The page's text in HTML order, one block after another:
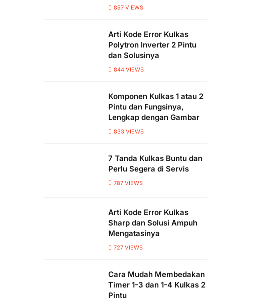
857 VIEWS
Arti Kode Error Kulkas
Polytron Inverter 2 Pintu
dan Solusinya
844 VIEWS
Komponen Kulkas 1 atau 2
Pintu dan Fungsinya,
Lengkap dengan Gambar
833 VIEWS
7 Tanda Kulkas Buntu dan
Perlu Segera di Servis
787 VIEWS
Arti Kode Error Kulkas
Sharp dan Solusi Ampuh
Mengatasinya
727 VIEWS
Cara Mudah Membedakan
Timer 1-3 dan 1-4 Kulkas 2
Pintu